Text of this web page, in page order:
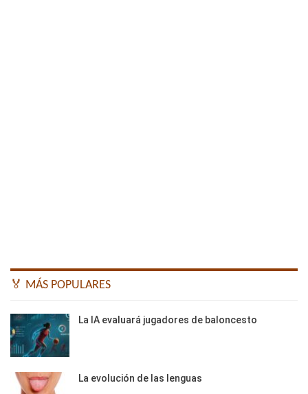
🏅 MÁS POPULARES
La IA evaluará jugadores de baloncesto
La evolución de las lenguas